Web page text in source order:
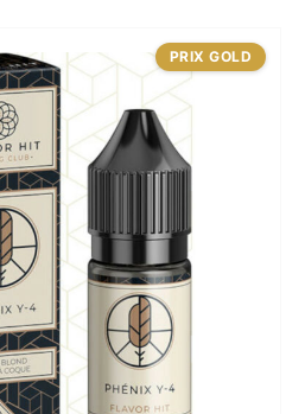
PRIX GOLD